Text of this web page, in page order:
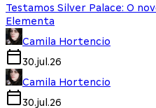
Testamos Silver Palace: O
Elementa
Camila Hortencio
30.jul.26
Camila Hortencio
30.jul.26